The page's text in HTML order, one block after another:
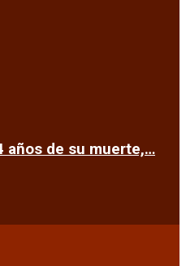
años de su muerte,…